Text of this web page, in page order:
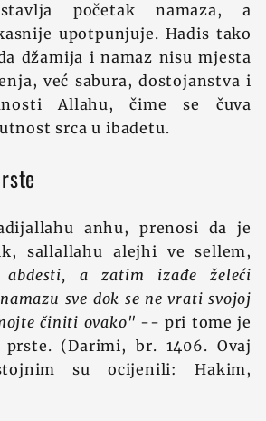
početak namaza, a
upotpunjuje. Hadis tako
džamija i namaz nisu mjesta
već sabura, dostojanstva i
Allahu, čime se čuva
srca u ibadetu.
anhu, prenosi da je
sallallahu alejhi ve sellem,
a zatim izađe želeći
sve dok se ne vrati svojoj
činiti ovako" -- pri tome je
prste. (Darimi, br. 1406. Ovaj
su ocijenili: Hakim,